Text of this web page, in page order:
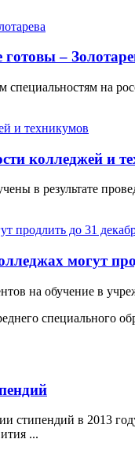
–
на
колледжей и
в результате
могут
на обучение в
специального
стипендий в 2013
...